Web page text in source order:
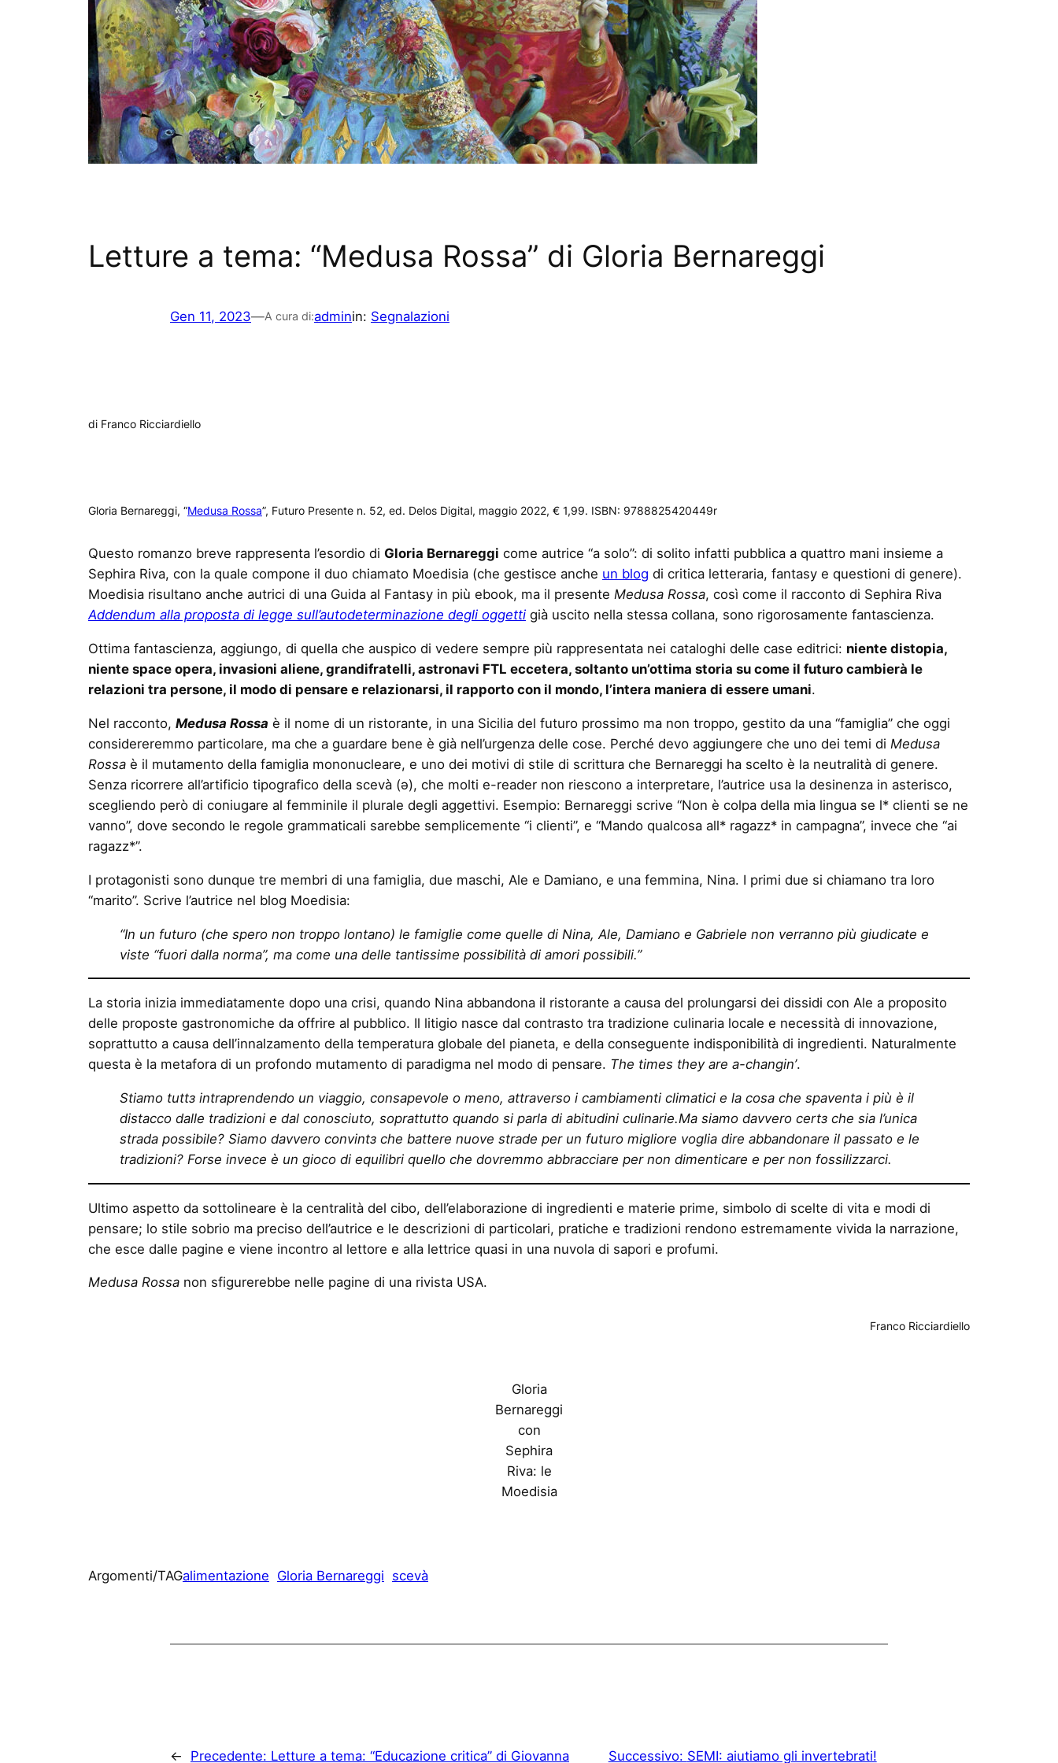
Letture a tema: “Medusa Rossa” di Gloria Bernareggi
Gen 11, 2023—A cura di:adminin: Segnalazioni
di Franco Ricciardiello
Gloria Bernareggi, “Medusa Rossa”, Futuro Presente n. 52, ed. Delos Digital, maggio 2022, € 1,99. ISBN: 9788825420449r
Questo romanzo breve rappresenta l’esordio di Gloria Bernareggi come autrice “a solo”: di solito infatti pubblica a quattro mani insieme a
Sephira Riva, con la quale compone il duo chiamato Moedisia (che gestisce anche un blog di critica letteraria, fantasy e questioni di genere).
Moedisia risultano anche autrici di una Guida al Fantasy in più ebook, ma il presente Medusa Rossa, così come il racconto di Sephira Riva
Addendum alla proposta di legge sull’autodeterminazione degli oggetti già uscito nella stessa collana, sono rigorosamente fantascienza.
Ottima fantascienza, aggiungo, di quella che auspico di vedere sempre più rappresentata nei cataloghi delle case editrici: niente distopia,
niente space opera, invasioni aliene, grandifratelli, astronavi FTL eccetera, soltanto un’ottima storia su come il futuro cambierà le
relazioni tra persone, il modo di pensare e relazionarsi, il rapporto con il mondo, l’intera maniera di essere umani.
Nel racconto, Medusa Rossa è il nome di un ristorante, in una Sicilia del futuro prossimo ma non troppo, gestito da una “famiglia” che oggi
considereremmo particolare, ma che a guardare bene è già nell’urgenza delle cose. Perché devo aggiungere che uno dei temi di Medusa
Rossa è il mutamento della famiglia mononucleare, e uno dei motivi di stile di scrittura che Bernareggi ha scelto è la neutralità di genere.
Senza ricorrere all’artificio tipografico della scevà (ǝ), che molti e-reader non riescono a interpretare, l’autrice usa la desinenza in asterisco,
scegliendo però di coniugare al femminile il plurale degli aggettivi. Esempio: Bernareggi scrive “Non è colpa della mia lingua se l* clienti se ne
vanno”, dove secondo le regole grammaticali sarebbe semplicemente “i clienti”, e “Mando qualcosa all* ragazz* in campagna”, invece che “ai
ragazz*”.
I protagonisti sono dunque tre membri di una famiglia, due maschi, Ale e Damiano, e una femmina, Nina. I primi due si chiamano tra loro
“marito”. Scrive l’autrice nel blog Moedisia:
“In un futuro (che spero non troppo lontano) le famiglie come quelle di Nina, Ale, Damiano e Gabriele non verranno più giudicate e
viste “fuori dalla norma”, ma come una delle tantissime possibilità di amori possibili.”
La storia inizia immediatamente dopo una crisi, quando Nina abbandona il ristorante a causa del prolungarsi dei dissidi con Ale a proposito
delle proposte gastronomiche da offrire al pubblico. Il litigio nasce dal contrasto tra tradizione culinaria locale e necessità di innovazione,
soprattutto a causa dell’innalzamento della temperatura globale del pianeta, e della conseguente indisponibilità di ingredienti. Naturalmente
questa è la metafora di un profondo mutamento di paradigma nel modo di pensare. The times they are a-changin’.
Stiamo tuttз intraprendendo un viaggio, consapevole o meno, attraverso i cambiamenti climatici e la cosa che spaventa i più è il
distacco dalle tradizioni e dal conosciuto, soprattutto quando si parla di abitudini culinarie.Ma siamo davvero certз che sia l’unica
strada possibile? Siamo davvero convintз che battere nuove strade per un futuro migliore voglia dire abbandonare il passato e le
tradizioni? Forse invece è un gioco di equilibri quello che dovremmo abbracciare per non dimenticare e per non fossilizzarci.
Ultimo aspetto da sottolineare è la centralità del cibo, dell’elaborazione di ingredienti e materie prime, simbolo di scelte di vita e modi di
pensare; lo stile sobrio ma preciso dell’autrice e le descrizioni di particolari, pratiche e tradizioni rendono estremamente vivida la narrazione,
che esce dalle pagine e viene incontro al lettore e alla lettrice quasi in una nuvola di sapori e profumi.
Medusa Rossa non sfigurerebbe nelle pagine di una rivista USA.
Franco Ricciardiello
Gloria
Bernareggi
con
Sephira
Riva: le
Moedisia
Argomenti/TAGalimentazione Gloria Bernareggi scevà
← Precedente: Letture a tema: “Educazione critica” di Giovanna
Successivo: SEMI: aiutiamo gli invertebrati!